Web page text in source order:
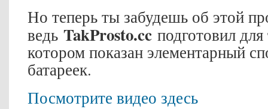
Но теперь ты забудешь об этой
ведь TakProsto.cc подготовил
котором показан элементарный
батареек.
Посмотрите видео здесь